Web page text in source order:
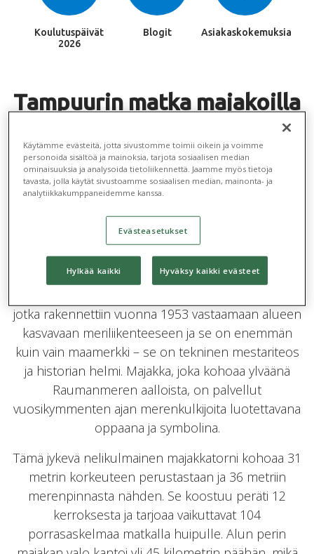
Koulutuspäivät
2026
Blogit Asiakaskokemuksia
Tampuurin matka majakoilla
Kylmäpihlajan majakkaan
Kylmäpihlaja, Rauman saariston uloin luoto,
historiallinen luoto sijaitsee noin 10 km
mantereelta ja tarjoaa ainutlaatuisen yhdistelmän
luontoa ja historiaa.
jotka rakennettiin vuonna 1953 vastaamaan alueen
kasvavaan meriliikenteeseen ja se on enemmän
kuin vain maamerkki – se on tekninen mestariteos
ja historian helmi. Majakka, joka kohoaa ylväänä
Raumanmeren aalloista, on palvellut
vuosikymmenten ajan merenkulkijoita luotettavana
oppaana ja symbolina.
Tämä jykevä nelikulmainen majakkatorni kohoaa 31
metrin korkeuteen perustastaan ja 36 metriin
merenpinnasta nähden. Se koostuu peräti 12
kerroksesta ja tarjoaa vaikuttavat 104
porrasaskelmaa matkalla huipulle. Alun perin
Käytämme evästeitä, jotta sivustomme toimii oikein ja voimme
personoida sisältöä ja mainoksia, tarjota sosiaalisen median
ominaisuuksia ja analysoida tietoliikennettä. Jaamme myös tietoja
tavasta, jolla käytät sivustoamme sosiaalisen median, mainonta- ja
analytiikkakumppaneidemme kanssa.
Evästeasetukset
Hylkää kaikki Hyväksy kaikki evästeet